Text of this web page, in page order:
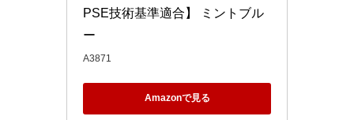
PSE技術基準適合】 ミントブル
ー
A3871
Amazonで見る